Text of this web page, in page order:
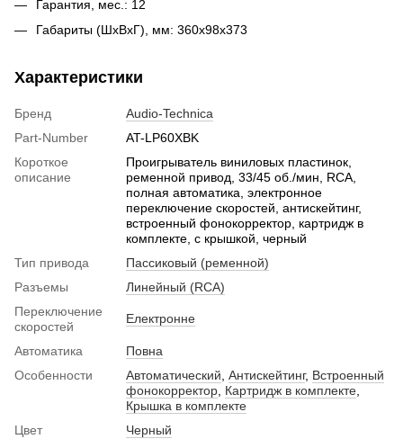
Гарантия, мес.: 12
Габариты (ШxВxГ), мм: 360x98x373
Характеристики
Бренд
Audio-Technica
Part-Number
AT-LP60XBK
Короткое
описание
Проигрыватель виниловых пластинок,
ременной привод, 33/45 об./мин, RCA,
полная автоматика, электронное
переключение скоростей, антискейтинг,
встроенный фонокорректор, картридж в
комплекте, с крышкой, черный
Тип привода
Пассиковый (ременной)
Разъемы
Линейный (RCA)
Переключение
скоростей
Електронне
Автоматика
Повна
Особенности
Автоматический Антискейтинг, Встроенный
фонокорректор Картридж в комплекте
Крышка в комплекте
Цвет
Черный